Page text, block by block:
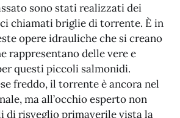
sono stati realizzati dei
chiamati briglie di torrente. È in
opere idrauliche che si creano
rappresentano delle vere e
questi piccoli salmonidi.
freddo, il torrente è ancora nel
ma all’occhio esperto non
di risveglio primaverile vista la